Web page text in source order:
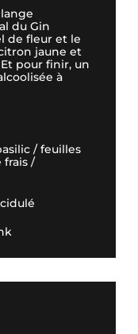
du Gin
de fleur et le
jaune et
pour finir, un
à
/ feuilles
frais /